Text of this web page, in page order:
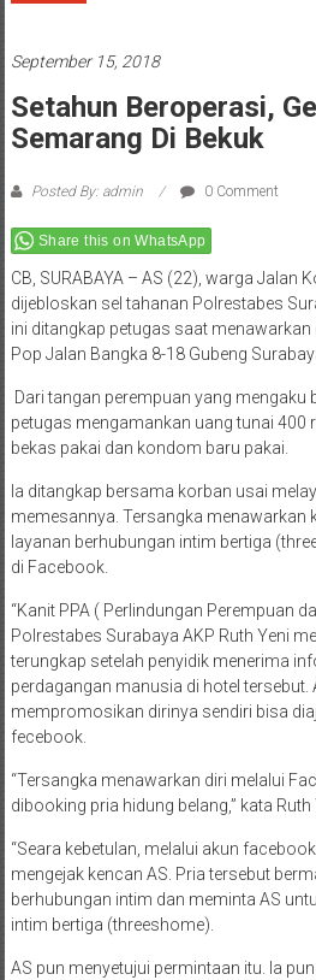
September 15, 2018
Setahun Beroperasi,
Semarang Di Bekuk
Posted By: admin 0 Comment
Share this on WhatsApp
CB, SURABAYA – AS (22), warga Jalan
dijebloskan sel tahanan Polrestabes
ini ditangkap petugas saat menawarkan
Pop Jalan Bangka 8-18 Gubeng
Dari tangan perempuan yang mengaku
petugas mengamankan uang tunai 400
bekas pakai dan kondom baru pakai.
Ia ditangkap bersama korban usai
memesannya. Tersangka menawarkan
layanan berhubungan intim bertiga
di Facebook.
“Kanit PPA ( Perlindungan Perempuan
Polrestabes Surabaya AKP Ruth Yeni
terungkap setelah penyidik menerima
perdagangan manusia di hotel tersebut.
mempromosikan dirinya sendiri bisa
fecebook.
“Tersangka menawarkan diri melalui
dibooking pria hidung belang,” kata
“Seara kebetulan, melalui akun
mengejak kencan AS. Pria tersebut
berhubungan intim dan meminta AS
intim bertiga (threeshome).
AS pun menyetujui permintaan itu. Ia